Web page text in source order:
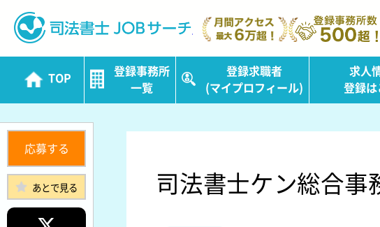
司法書士JOBサーチ
TOP
登録事務所
一覧
登録求職者
(マイプロフィール)
求人
登録は
司法書士ケン総合事
応募する
あとで見る